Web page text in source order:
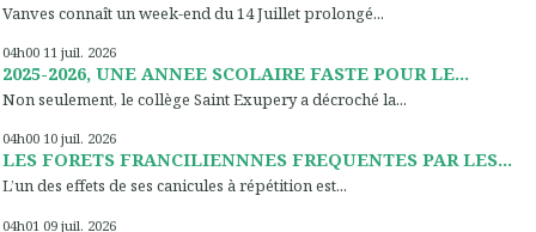
Vanves connaît un week-end du 14 Juillet prolongé...
04h00 11 juil. 2026
2025-2026, UNE ANNEE SCOLAIRE FASTE POUR LE...
Non seulement, le collège Saint Exupery a décroché la...
04h00 10 juil. 2026
LES FORETS FRANCILIENNNES FREQUENTES PAR LES...
L’un des effets de ses canicules à répétition est...
04h01 09 juil. 2026